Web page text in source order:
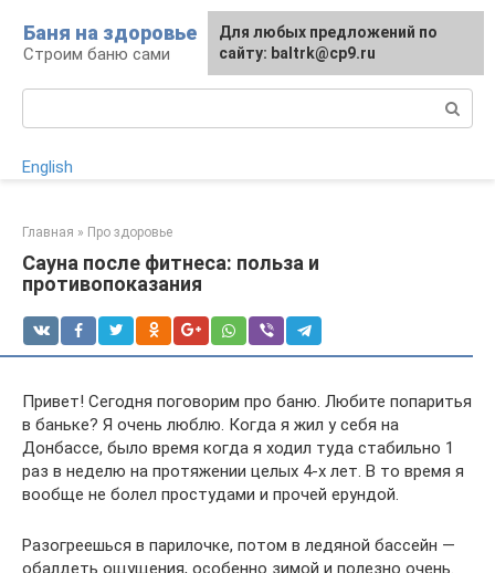
контенту
Баня на здоровье
Строим баню сами
English
Главная » Про здоровье
Сауна после фитнеса: польза и
противопоказания
Привет! Сегодня поговорим про баню. Любите попаритья
в баньке? Я очень люблю. Когда я жил у себя на
Донбассе, было время когда я ходил туда стабильно 1
раз в неделю на протяжении целых 4-х лет. В то время я
вообще не болел простудами и прочей ерундой.
Разогреешься в парилочке, потом в ледяной бассейн —
обалдеть ощущения, особенно зимой и полезно очень.
Для любых предложений по
сайту: baltrk@cp9.ru